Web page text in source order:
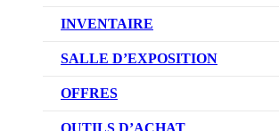
INVENTAIRE
VÉHICULES NEUFS
VÉHICULES D’OCCASION
SALLE D’EXPOSITION
OFFRES
OFFRES DU CONCESSIONNAIRE
OUTILS D’ACHAT